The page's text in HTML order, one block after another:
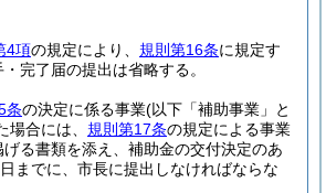
4項の規定により、 規則第16条に規定す
完了届の提出は省略する。
条の決定に係る事業(以下「補助事業」と
場合には、 規則第17条の規定による事業
る書類を添え、補助金の交付決定のあ
までに、市長に提出しなければならな